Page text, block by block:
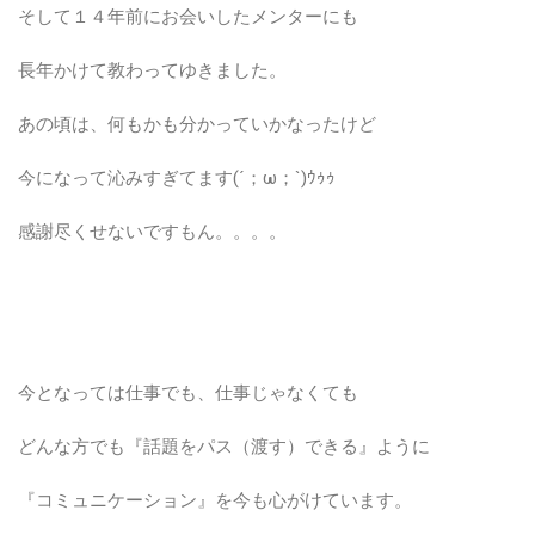
そして１４年前にお会いしたメンターにも
長年かけて教わってゆきました。
あの頃は、何もかも分かっていかなったけど
今になって沁みすぎてます(´；ω；`)ｳｩｩ
感謝尽くせないですもん。。。。
今となっては仕事でも、仕事じゃなくても
どんな方でも『話題をパス（渡す）できる』ように
『コミュニケーション』を今も心がけています。